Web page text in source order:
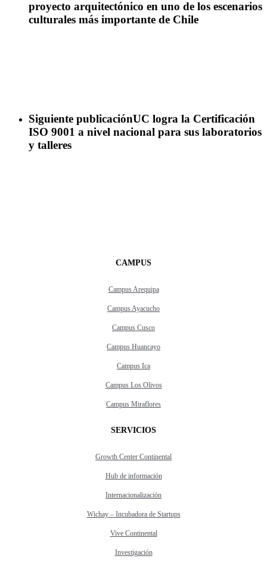
proyecto arquitectónico en uno de los escenarios
culturales más importante de Chile
Siguiente publicaciónUC logra la Certificación
ISO 9001 a nivel nacional para sus laboratorios
y talleres
CAMPUS
Campus Arequipa
Campus Ayacucho
Campus Cusco
Campus Huancayo
Campus Ica
Campus Los Olivos
Campus Miraflores
SERVICIOS
Growth Center Continental
Hub de información
Internacionalización
Wichay – Incubadora de Startups
Vive Continental
Investigación